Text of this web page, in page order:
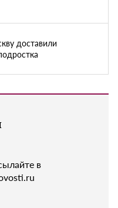
доставили
в